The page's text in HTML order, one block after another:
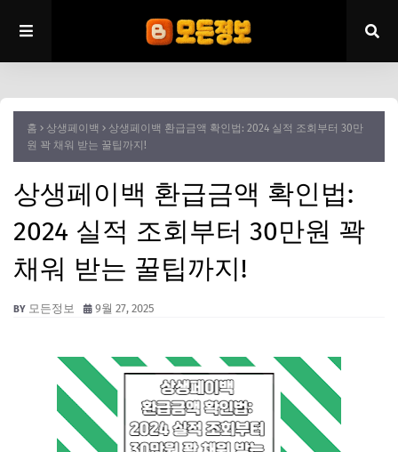
홈 상생페이백
상생페이백 환급금액 확인법: 2024 실적 조회부터 30만
원 꽉 채워 받는 꿀팁까지!
상생페이백 환급금액 확인법:
2024 실적 조회부터 30만원 꽉
채워 받는 꿀팁까지!
모든정보 9월 27, 2025